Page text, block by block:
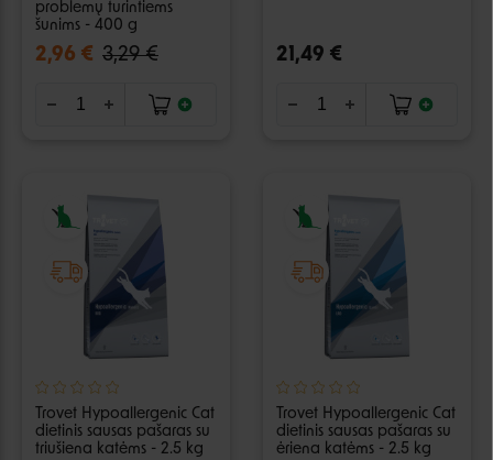
problemų turintiems
šunims - 400 g
2,96 € 3,29 € 21,49 €
Trovet Hypoallergenic Cat
dietinis sausas pašaras su
triušiena katėms - 2.5 kg
Trovet Hypoallergenic Cat
dietinis sausas pašaras su
ėriena katėms - 2.5 kg